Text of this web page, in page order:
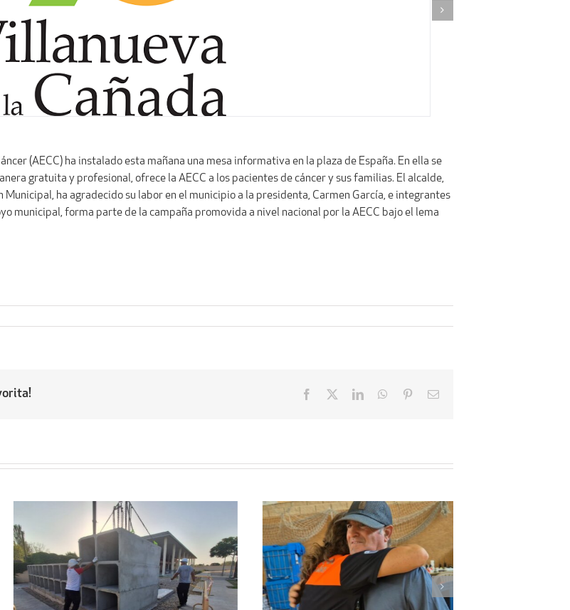
(AECC) ha instalado esta mañana una mesa informativa en la plaza de España. En ella se
gratuita y profesional, ofrece la AECC a los pacientes de cáncer y sus familias. El alcalde,
ha agradecido su labor en el municipio a la presidenta, Carmen García, e integrantes
municipal, forma parte de la campaña promovida a nivel nacional por la AECC bajo el lema
Facebook LinkedInWhatsApp
PinterestEmail
Regresa a sus hogares el centenar
de personas acogidas en el
El espectáculo de la Generación
OT, broche final de las Fiestas